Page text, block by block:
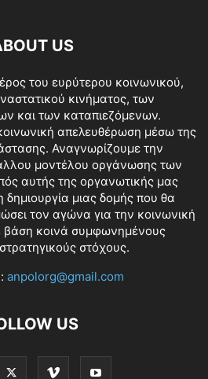
US
του ευρύτερου κοινωνικού,
κινήματος, των
και των καταπιεζόμενων.
απελευθέρωση μέσω της
Αναγνωρίζουμε την
μοντέλου οργάνωσης των
αυτής της οργανωτικής μας
δημιουργία μιας δομής που θα
τον αγώνα για την κοινωνική
βάση κοινά συμφωνημένους
στόχους.
anpolorg@gmail.com
US